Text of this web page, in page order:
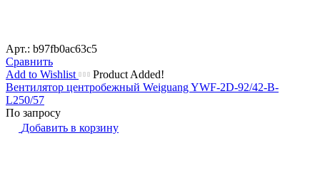
Арт.: b97fb0ac63c5
Сравнить
Add to Wishlist
Product Added!
Вентилятор центробежный Weiguang YWF-2D-92/42-B-
L250/57
По запросу
Добавить в корзину